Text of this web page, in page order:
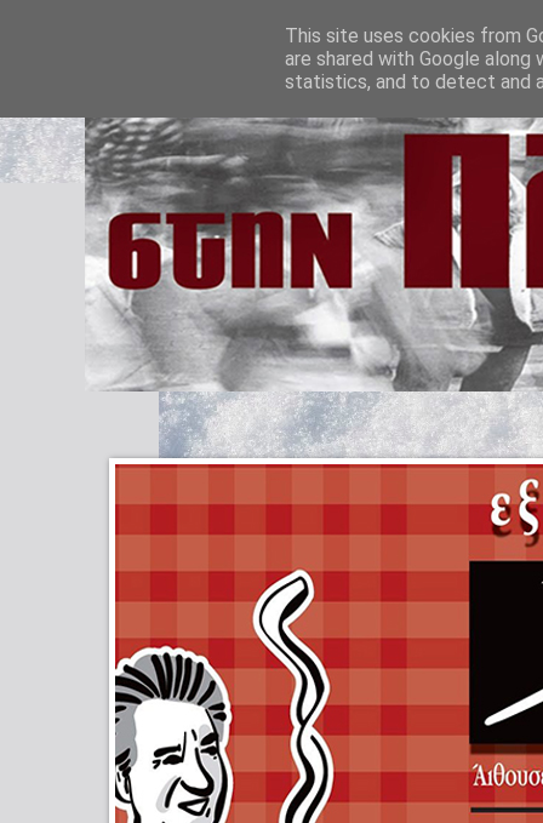
This site uses cookies from
are shared with Google
statistics, and to detect and